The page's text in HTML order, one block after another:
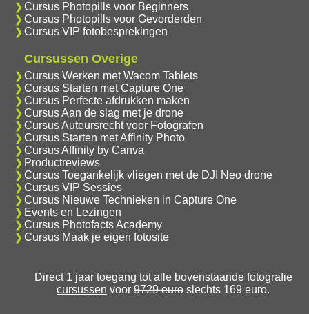
Cursus Photopills voor Beginners
Cursus Photopills voor Gevorderden
Cursus VIP fotobesprekingen
Cursussen Overige
Cursus Werken met Wacom Tablets
Cursus Starten met Capture One
Cursus Perfecte afdrukken maken
Cursus Aan de slag met je drone
Cursus Auteursrecht voor Fotografen
Cursus Starten met Affinity Photo
Cursus Affinity by Canva
Productreviews
Cursus Toegankelijk vliegen met de DJI Neo drone
Cursus VIP Sessies
Cursus Nieuwe Technieken in Capture One
Events en Lezingen
Cursus Photofacts Academy
Cursus Maak je eigen fotosite
Direct 1 jaar toegang totalle bovenstaande fotografie
cursussen voor 9729 euro slechts 169 euro.